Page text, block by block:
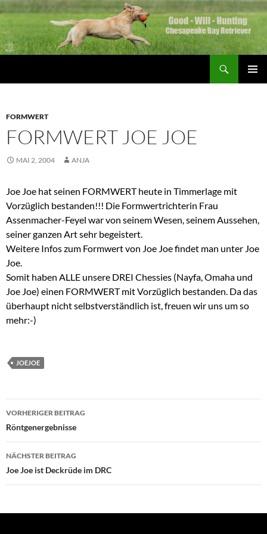
Zum
springen
FORMWERT
FORMWERT JOE JOE
MAI 2, 2004 ANJA
Joe Joe hat seinen FORMWERT heute in Timmerlage mit
Vorzüglich bestanden!!! Die Formwertrichterin Frau
Assenmacher-Feyel war von seinem Wesen, seinem Aussehen,
seiner ganzen Art sehr begeistert.
Weitere Infos zum Formwert von Joe Joe findet man unter Joe
Joe.
Somit haben ALLE unsere DREI Chessies (Nayfa, Omaha und
Joe Joe) einen FORMWERT mit Vorzüglich bestanden. Da das
überhaupt nicht selbstverständlich ist, freuen wir uns um so
mehr:-)
JOEJOE
Beitragsnavigation
VORHERIGER BEITRAG
Röntgenergebnisse
NÄCHSTER BEITRAG
Joe Joe ist Deckrüde im DRC